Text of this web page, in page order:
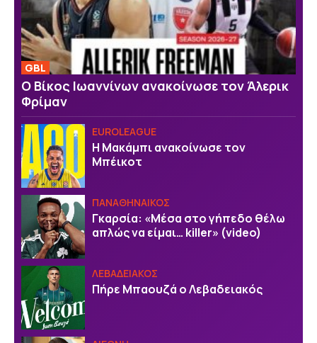
GBL
Ο Βίκος Ιωαννίνων ανακοίνωσε τον Άλερικ
Φρίμαν
EUROLEAGUE
Η Μακάμπι ανακοίνωσε τον
Μπέικοτ
ΠΑΝΑΘΗΝΑΙΚΟΣ
Γκαρσία: «Μέσα στο γήπεδο θέλω
απλώς να είμαι… killer» (video)
ΛΕΒΑΔΕΙΑΚΟΣ
Πήρε Μπαουζά ο Λεβαδειακός